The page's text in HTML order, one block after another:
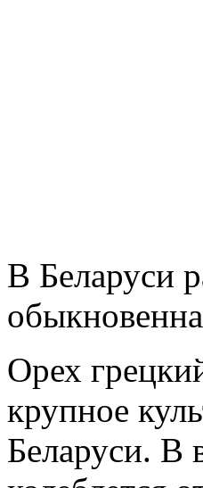
В Беларуси
Орех
крупное
Беларуси. В